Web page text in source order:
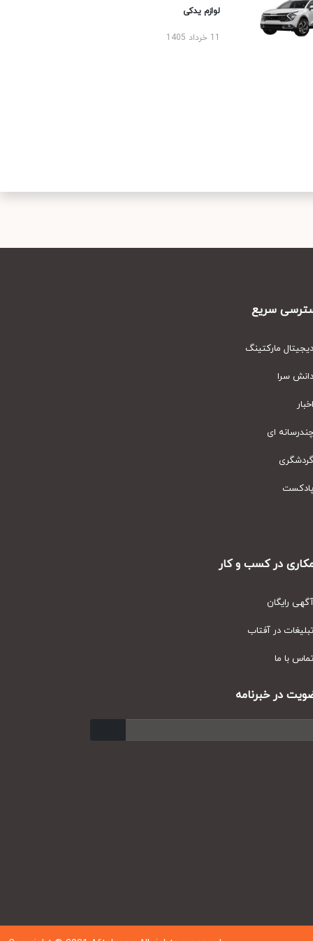
لوازم یدکی
سریع
مارکتینگ
سرا
ای
در کسب و کار
رایگان
در آفتاب
با ما
در خبرنامه